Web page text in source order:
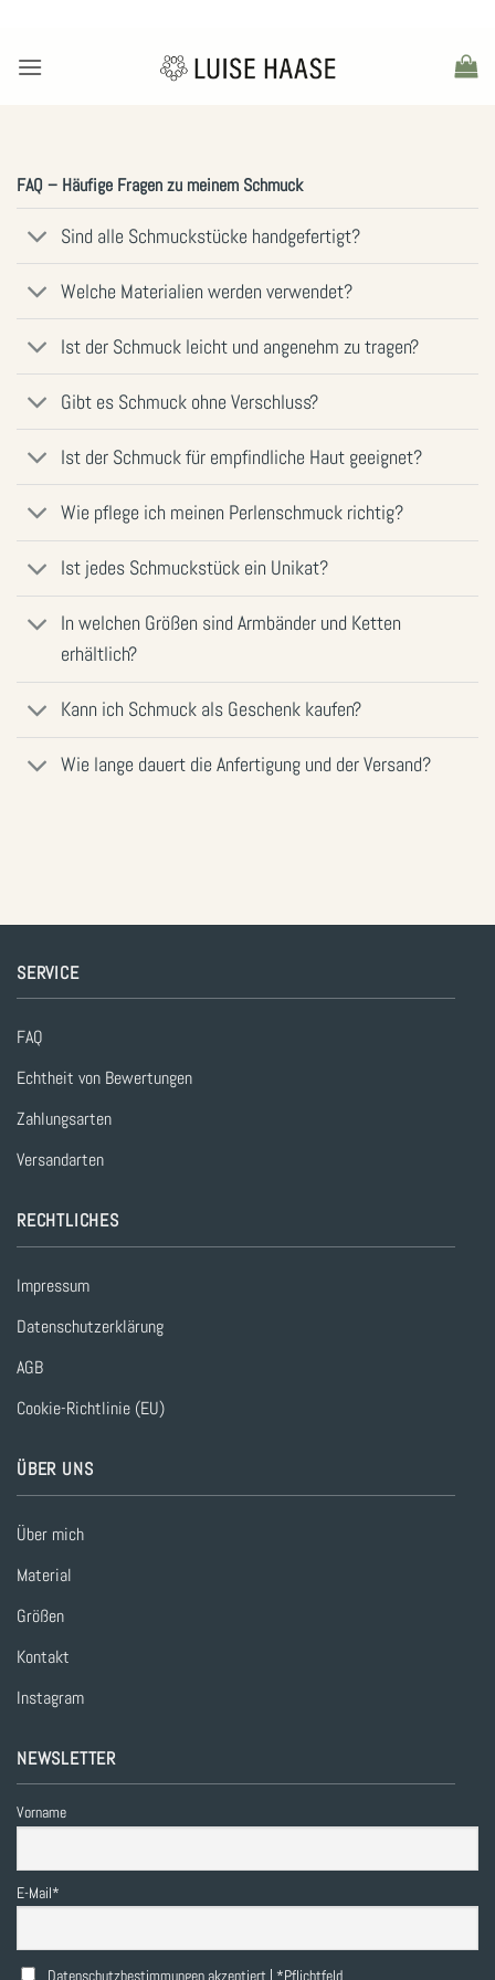
springen
FAQ – Häufige Fragen zu meinem Schmuck
Sind alle Schmuckstücke handgefertigt?
Welche Materialien werden verwendet?
Ist der Schmuck leicht und angenehm zu tragen?
Gibt es Schmuck ohne Verschluss?
Ist der Schmuck für empfindliche Haut geeignet?
Wie pflege ich meinen Perlenschmuck richtig?
Ist jedes Schmuckstück ein Unikat?
In welchen Größen sind Armbänder und Ketten
erhältlich?
Kann ich Schmuck als Geschenk kaufen?
Wie lange dauert die Anfertigung und der Versand?
SERVICE
FAQ
Echtheit von Bewertungen
Zahlungsarten
Versandarten
RECHTLICHES
Impressum
Datenschutzerklärung
AGB
Cookie-Richtlinie (EU)
ÜBER UNS
Über mich
Material
Größen
Kontakt
Instagram
NEWSLETTER
Vorname
E-Mail*
Datenschutzbestimmungen akzeptiert | *Pflichtfeld